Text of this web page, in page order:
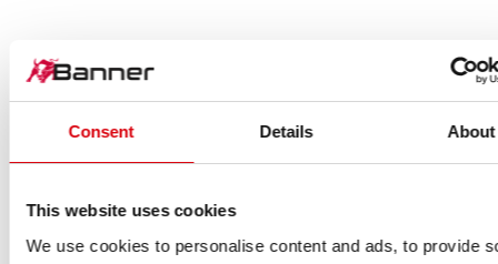
Consent Details About
This website uses cookies
We use cookies to personalise content and ads, to provide